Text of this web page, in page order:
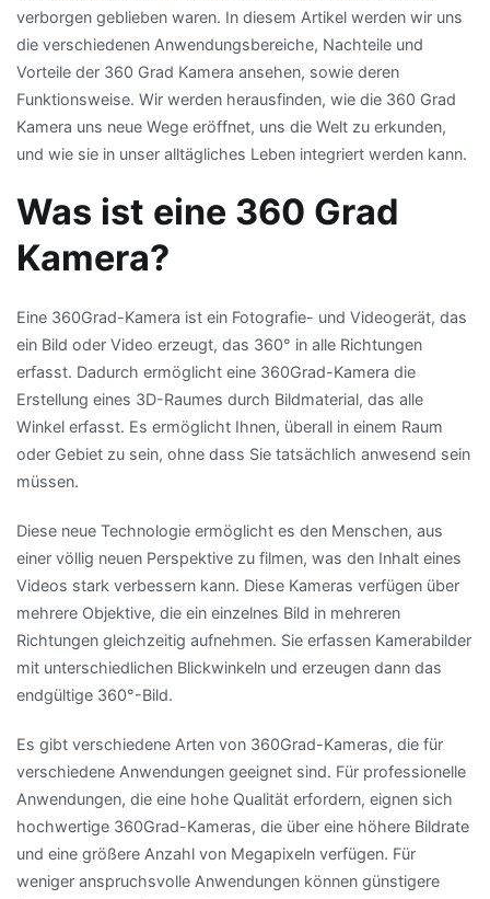
verborgen geblieben waren. In diesem Artikel werden wir uns
die verschiedenen Anwendungsbereiche, Nachteile und
Vorteile der 360 Grad Kamera ansehen, sowie deren
Funktionsweise. Wir werden herausfinden, wie die 360 Grad
Kamera uns neue Wege eröffnet, uns die Welt zu erkunden,
und wie sie in unser alltägliches Leben integriert werden kann.
Was ist eine 360 Grad
Kamera?
Eine 360Grad-Kamera ist ein Fotografie- und Videogerät, das
ein Bild oder Video erzeugt, das 360° in alle Richtungen
erfasst. Dadurch ermöglicht eine 360Grad-Kamera die
Erstellung eines 3D-Raumes durch Bildmaterial, das alle
Winkel erfasst. Es ermöglicht Ihnen, überall in einem Raum
oder Gebiet zu sein, ohne dass Sie tatsächlich anwesend sein
müssen.
Diese neue Technologie ermöglicht es den Menschen, aus
einer völlig neuen Perspektive zu filmen, was den Inhalt eines
Videos stark verbessern kann. Diese Kameras verfügen über
mehrere Objektive, die ein einzelnes Bild in mehreren
Richtungen gleichzeitig aufnehmen. Sie erfassen Kamerabilder
mit unterschiedlichen Blickwinkeln und erzeugen dann das
endgültige 360°-Bild.
Es gibt verschiedene Arten von 360Grad-Kameras, die für
verschiedene Anwendungen geeignet sind. Für professionelle
Anwendungen, die eine hohe Qualität erfordern, eignen sich
hochwertige 360Grad-Kameras, die über eine höhere Bildrate
und eine größere Anzahl von Megapixeln verfügen. Für
weniger anspruchsvolle Anwendungen können günstigere